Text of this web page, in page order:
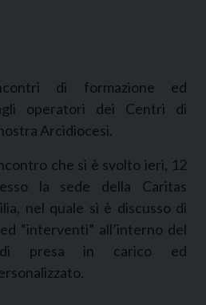
di formazione ed
operatori dei Centri di
Arcidiocesi.
che si è svolto ieri, 12
la sede della Caritas
nel quale si è discusso di
“interventi” all’interno del
di presa in carico ed